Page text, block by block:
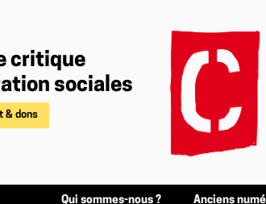
critique
sociales
& dons
Qui sommes-nous ? Anciens